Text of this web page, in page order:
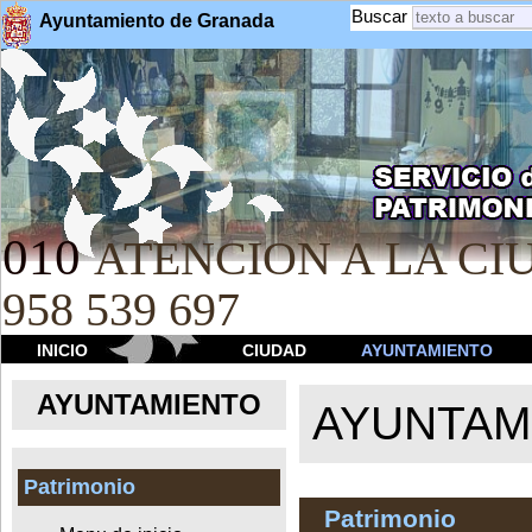
Ayuntamiento de Granada Buscar
010 ATENCION A LA
958 539 697
INICIO CIUDAD AYUNTAMIENTO
AYUNTAMIENTO
Patrimonio
Patrimonio